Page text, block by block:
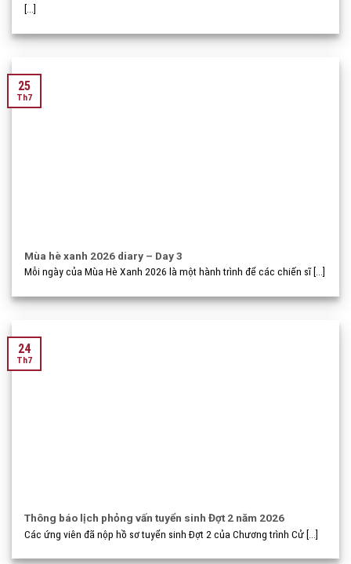
[...]
Mùa hè xanh 2026 diary – Day 3
Mỗi ngày của Mùa Hè Xanh 2026 là một hành trình để các chiến sĩ [...]
25
Th7
Thông báo lịch phỏng vấn tuyển sinh Đợt 2 năm 2026
Các ứng viên đã nộp hồ sơ tuyển sinh Đợt 2 của Chương trình Cử [...]
24
Th7